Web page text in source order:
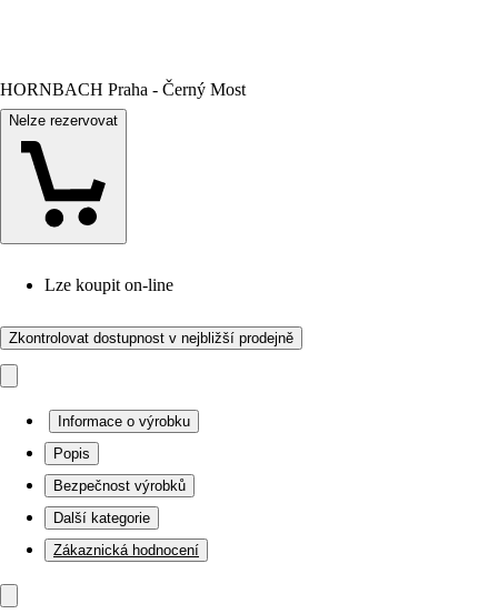
HORNBACH Praha - Černý Most
Nelze rezervovat
Lze koupit on-line
Zkontrolovat dostupnost v nejbližší prodejně
Informace o výrobku
Popis
Bezpečnost výrobků
Další kategorie
Zákaznická hodnocení